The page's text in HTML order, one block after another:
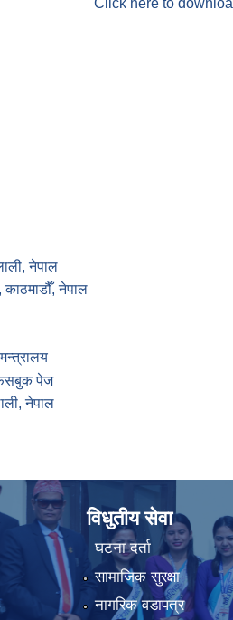
Click here to
नेपाल
काठमाडौँ, नेपाल
फेसबुक पेज
नेपाल
विधुतीय सेवा
घटना दर्ता
सामाजिक सुरक्षा
नागरिक वडापत्र